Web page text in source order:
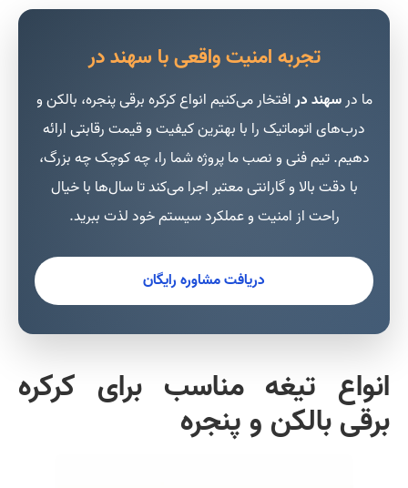
تجربه امنیت واقعی با سهند در
ما درسهند درافتخار می‌کنیم انواع کرکره برقی پنجره، بالکن و
درب‌های اتوماتیک را با بهترین کیفیت و قیمت رقابتی ارائه
دهیم. تیم فنی و نصب ما پروژه شما را، چه کوچک چه بزرگ،
با دقت بالا و گارانتی معتبر اجرا می‌کند تا سال‌ها با خیال
راحت از امنیت و عملکرد سیستم خود لذت ببرید.
دریافت مشاوره رایگان
انواع تیغه مناسب برای کرکره
برقی بالکن و پنجره